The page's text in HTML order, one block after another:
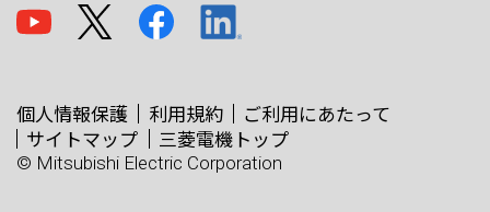
個人情報保護 利用規約
ご利用にあたって
サイトマップ
三菱電機トップ
© Mitsubishi Electric Corporation